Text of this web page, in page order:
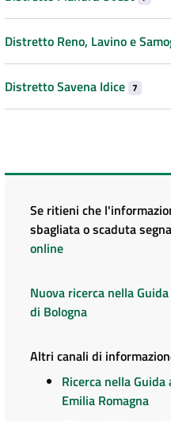
Distretto Reno, Lavino e
Distretto Savena Idice 7
Se ritieni che
sbagliata o scaduta
online
Nuova ricerca nella
di Bologna
Altri canali di
Ricerca nella
Emilia Romagna